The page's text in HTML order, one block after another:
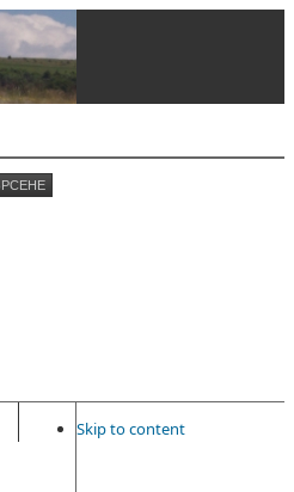
Skip to content